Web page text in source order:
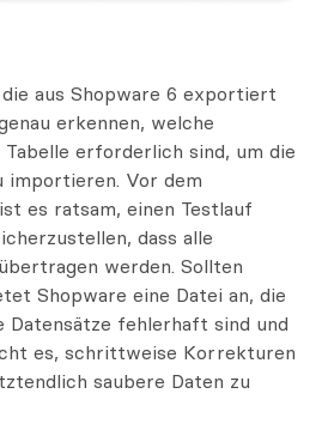
die aus Shopware 6 exportiert
erkennen, welche
Tabelle erforderlich sind, um die
importieren. Vor dem
es ratsam, einen Testlauf
dass alle
werden. Sollten
Shopware eine Datei an, die
Datensätze fehlerhaft sind und
es, schrittweise Korrekturen
saubere Daten zu